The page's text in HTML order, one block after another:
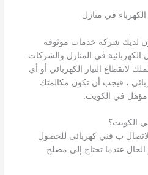
في منازل
لديك شركة خدمات موثوقة
الكهربائية في المنازل والشركات
لانقطاع التيار الكهربائي أو أي
، فيجب أن تكون مكالمتك
مؤهل في الكويت.
الكويت؟
ب فني كهربائى للحصول
عندما تحتاج إلى مصلح